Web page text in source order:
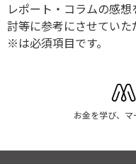
レポート・コラムの感
討等に参考にさせていた
※は必須項目です。
お金を学び、